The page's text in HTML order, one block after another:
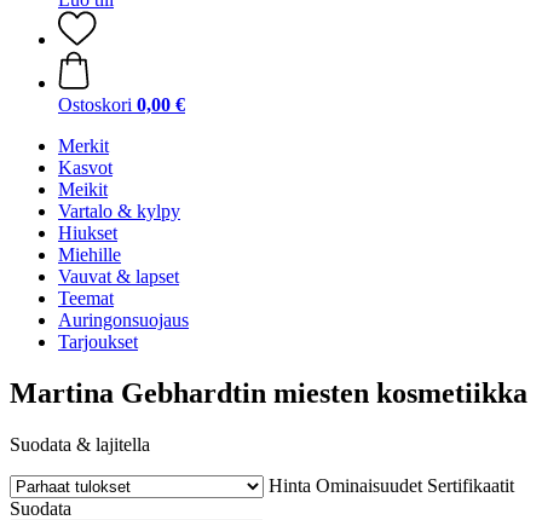
Ostoskori 0,00 €
Merkit
Kasvot
Meikit
Vartalo & kylpy
Hiukset
Miehille
Vauvat & lapset
Teemat
Auringonsuojaus
Tarjoukset
Martina Gebhardtin miesten kosmetiikka
Suodata & lajitella
Hinta Ominaisuudet Sertifikaatit
Suodata